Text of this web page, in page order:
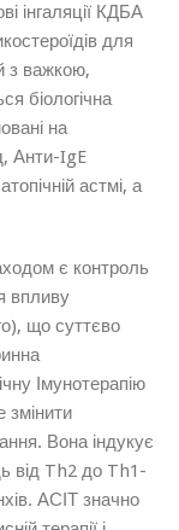
інгаляції КДБА
для
з важкою,
біологічна
на
Анти-IgE
астмі, а
є контроль
впливу
що суттєво
Імунотерапію
Вона індукує
від Th2 до Th1-
АСІТ значно